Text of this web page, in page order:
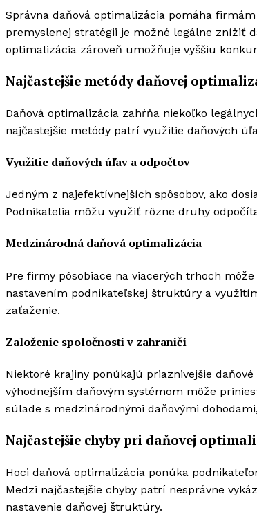
Správna daňová optimalizácia pomáha
premyslenej stratégii je možné legálne znížiť
optimalizácia zároveň umožňuje vyššiu
Najčastejšie metódy daňovej
Daňová optimalizácia zahŕňa niekoľko
najčastejšie metódy patrí využitie daňových
Využitie daňových úľav a odpočtov
Jedným z najefektívnejších spôsobov, ako
Podnikatelia môžu využiť rôzne druhy
Medzinárodná daňová optimalizácia
Pre firmy pôsobiace na viacerých trhoch
nastavením podnikateľskej štruktúry a
zaťaženie.
Založenie spoločnosti v zahraničí
Niektoré krajiny ponúkajú priaznivejšie
výhodnejším daňovým systémom môže
súlade s medzinárodnými daňovými
Najčastejšie chyby pri daňovej
Hoci daňová optimalizácia ponúka
Medzi najčastejšie chyby patrí nesprávne
nastavenie daňovej štruktúry.